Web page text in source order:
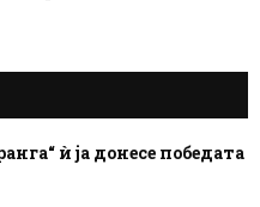
ѝ ја донесе победата